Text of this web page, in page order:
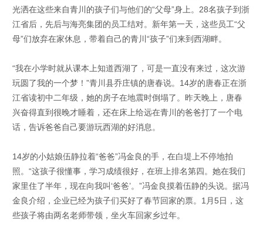
光洒在这些来自青川的孩子们与他们的“父母”身上。28名孩子到浙
江省后，先后与海亮集团的员工结对。新年第一天，这些员工“父
母”们放弃在家休息，带着自己的青川“孩子”们来到西湖畔。
“我在小学时就从课本上知道西湖了，可是一直没有来过，这次游
玩圆了我的一个梦！”青川县乔庄镇的唐春说。14岁的唐春正在浙
江省读初中二年级，她的房子在地震时倒塌了。昨天晚上，唐春
兴奋得直到很晚才睡着，还在床上给远在青川的爸爸打了一个电
话，告诉爸爸自己要游玩西湖的好消息。
14岁的小姑娘伍静拉着“爸爸”冯金良的手，在白堤上不停地拍
照。“这孩子很懂事，学习成绩很好，在班上排名第四。她在我们
家里住了半年，现在向我叫‘爸爸’。”冯金良摸着伍静的头说。据冯
金良介绍，企业已经为孩子们买好了春节回家的票。1月5日，这
些孩子将由两名老师带领，坐火车回家乡过年。